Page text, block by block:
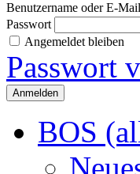
Benutzername oder E-Mail
Passwort
Angemeldet bleiben
Passwort
BOS